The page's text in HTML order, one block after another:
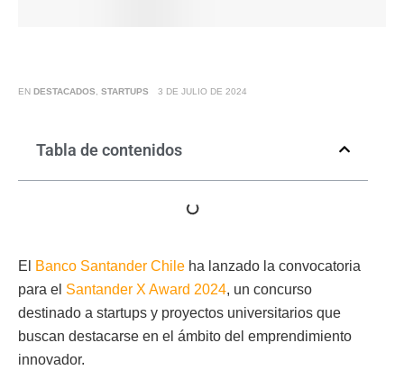
EN DESTACADOS STARTUPS 3 DE JULIO DE 2024
Tabla de contenidos
El Banco Santander Chile ha lanzado la convocatoria
para el Santander X Award 2024, un concurso
destinado a startups y proyectos universitarios que
buscan destacarse en el ámbito del emprendimiento
innovador.